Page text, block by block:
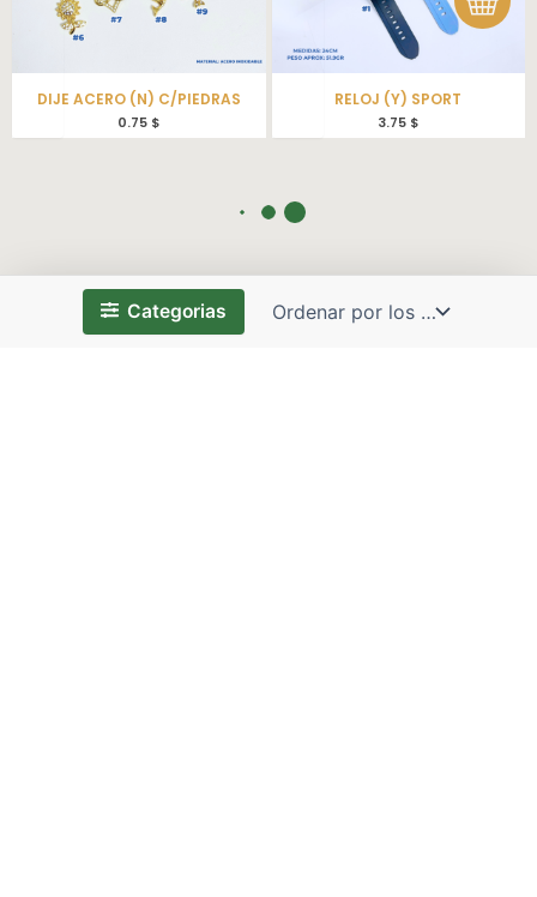
Categorias
DIJE ACERO (N) C/PIEDRAS
0.75 $
RELOJ (Y) SPORT
3.75 $